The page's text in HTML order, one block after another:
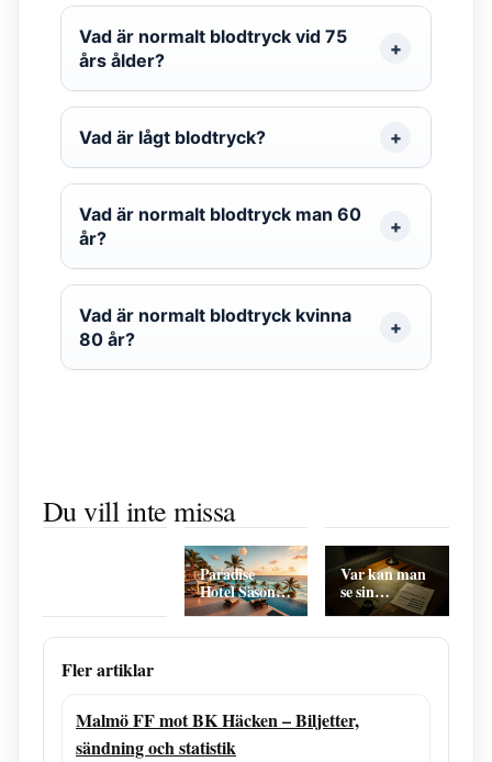
Vad är normalt blodtryck vid 75
års ålder?
Vad är lågt blodtryck?
Vad är normalt blodtryck man 60
år?
Vad är normalt blodtryck kvinna
80 år?
Du vill inte missa
vs Rayo
Vallecano –
mot IFK
Norrköping –
möten och råd
Kyckling i ugn
mango
Paradise
Hotel Säsong
9: Deltagare,
Stream
Var kan man
se sin
krigsplacering?
svar
Fler artiklar
Malmö FF mot BK Häcken – Biljetter,
sändning och statistik